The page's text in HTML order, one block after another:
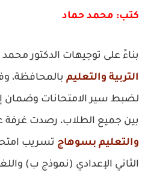
كتب: محمد حماد
بناءً على توجيهات الدكتور محمد
التربية والتعليم بالمحافظة،
لضبط سير الامتحانات وضمان
بين جميع الطلاب، رصدت غرفة
والتعليم بسوهاج تسريب
الثاني الإعدادي (نموذج ب)